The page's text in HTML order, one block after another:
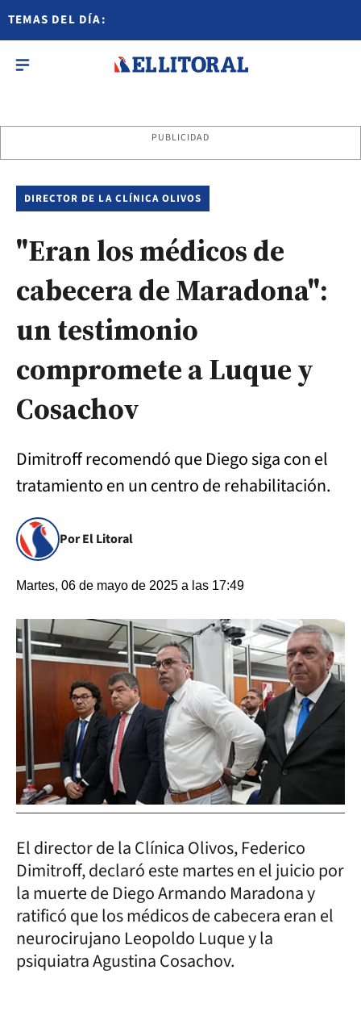
TEMAS DEL DÍA:
PUBLICIDAD
DIRECTOR DE LA CLÍNICA OLIVOS
"Eran los médicos de
cabecera de Maradona":
un testimonio
compromete a Luque y
Cosachov
Dimitroff recomendó que Diego siga con el
tratamiento en un centro de rehabilitación.
Por El Litoral
Martes, 06 de mayo de 2025 a las 17:49
El director de la Clínica Olivos, Federico
Dimitroff, declaró este martes en el juicio por
la muerte de Diego Armando Maradona y
ratificó que los médicos de cabecera eran el
neurocirujano Leopoldo Luque y la
psiquiatra Agustina Cosachov.